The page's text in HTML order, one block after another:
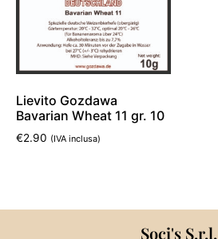
Lievito Gozdawa
Bavarian Wheat 11 gr. 10
€2.90 (IVA inclusa)
Soci's S.r.l.